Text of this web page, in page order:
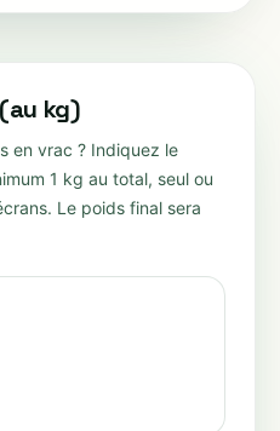
kg)
en vrac ? Indiquez le
1 kg au total, seul ou
Le poids final sera